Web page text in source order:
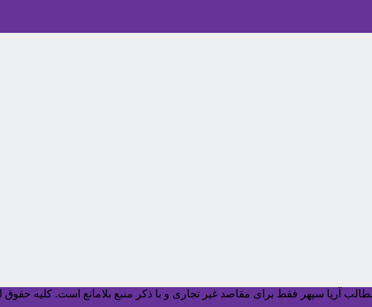
مطالب آریا سپهر فقط برای مقاصد غیر تجاری و با ذکر منبع بلامانع است. کليه